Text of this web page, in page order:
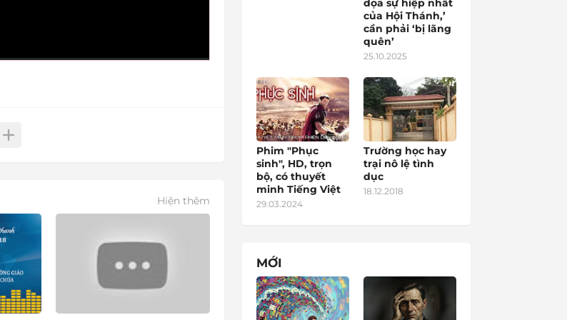
Hiện thêm
dọa sự hiệp nhất
của Hội Thánh,’
cần phải ‘bị lãng
quên’
25.10.2025
Phim "Phục
sinh", HD, trọn
bộ, có thuyết
minh Tiếng Việt
29.03.2024
Trường học hay
trại nô lệ tình
dục
18.12.2018
MỚI